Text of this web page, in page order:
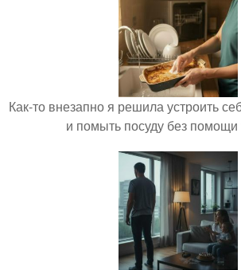
Как-то внезапно я решила устроить
и помыть посуду без помощи